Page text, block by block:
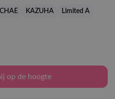
KAZUHA
Limited A
op de hoogte